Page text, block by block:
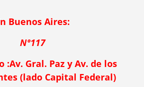
Buenos Aires:
Nº117
:Av. Gral. Paz y Av. de los
(lado Capital Federal)